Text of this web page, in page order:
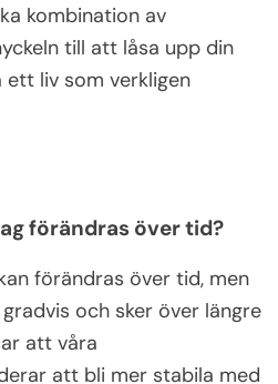
kombination av
till att låsa upp din
liv som verkligen
förändras över tid?
förändras över tid, men
och sker över längre
att våra
att bli mer stabila med